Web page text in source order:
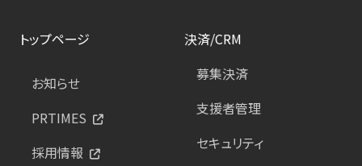
トップページ
お知らせ
PRTIMES
採用情報
決済/CRM
募集決済
支援者管理
セキュリティ